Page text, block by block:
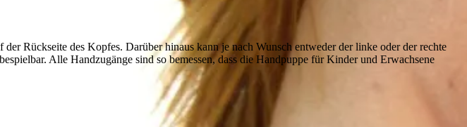
Rückseite des Kopfes. Darüber hinaus kann je nach Wunsch entweder der linke oder der rechte
Alle Handzugänge sind so bemessen, dass die Handpuppe für Kinder und Erwachsene